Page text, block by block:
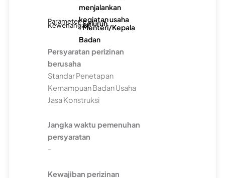
menjalankan
kegiatan usaha
Parameter: Seluruh
Kewenangan: Menteri/Kepala
Badan
Persyaratan perizinan
berusaha
Standar Penetapan
Kemampuan Badan Usaha
Jasa Konstruksi
Jangka waktu pemenuhan
persyaratan
-
Kewajiban perizinan